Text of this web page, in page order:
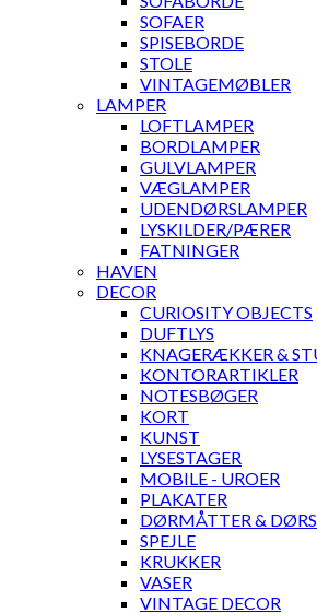
SOFAER
SPISEBORDE
STOLE
VINTAGEMØBLER
LAMPER
LOFTLAMPER
BORDLAMPER
GULVLAMPER
VÆGLAMPER
UDENDØRSLAMPER
LYSKILDER/PÆRER
FATNINGER
HAVEN
DECOR
CURIOSITY OBJECTS
DUFTLYS
KNAGERÆKKER &
KONTORARTIKLER
NOTESBØGER
KORT
KUNST
LYSESTAGER
MOBILE - UROER
PLAKATER
DØRMÅTTER &
SPEJLE
KRUKKER
VASER
VINTAGE DECOR